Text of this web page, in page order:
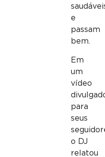
e
passam
bem.
Em
um
vídeo
para
seus
o DJ
relatou